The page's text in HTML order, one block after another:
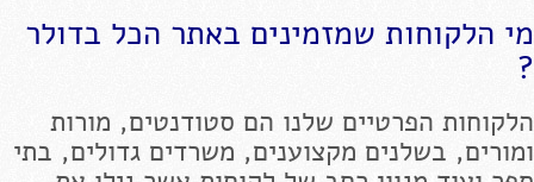
מי הלקוחות שמזמינים באתר הכל בדולר
?
הלקוחות הפרטיים שלנו הם סטודנטים, מורות
ומורים, בשלנים מקצוענים, משרדים גדולים, בתי